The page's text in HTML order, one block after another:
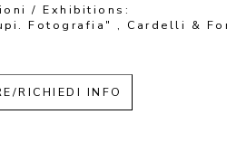
/ Exhibitions:
Fotografia" , Cardelli &
RICHIEDI INFO